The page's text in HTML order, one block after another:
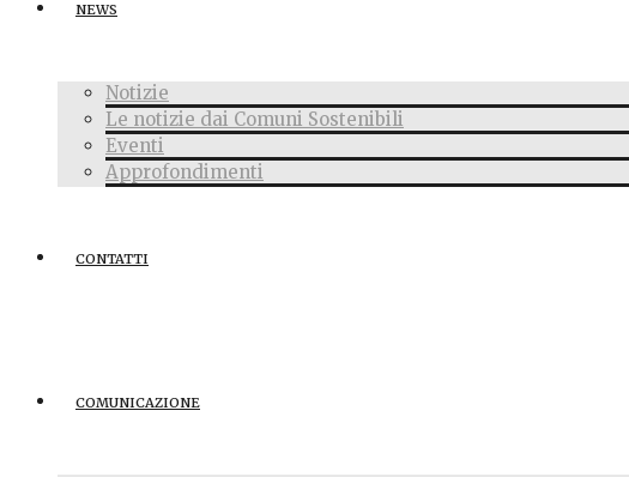
NEWS
Notizie
Le notizie dai Comuni Sostenibili
Eventi
Approfondimenti
CONTATTI
COMUNICAZIONE